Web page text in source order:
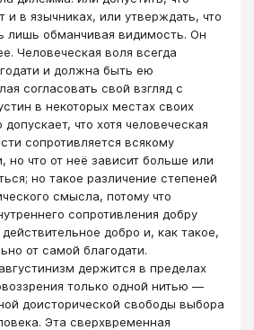
и в язычниках, или утверждать, что
лишь обманчивая видимость. Он
Человеческая воля всегда
и должна быть ею
согласовать свой взгляд с
в некоторых местах своих
что хотя человеческая
сопротивляется всякому
но что от неё зависит больше или
но такое различение степеней
смысла, потому что
сопротивления добру
добро и, как такое,
от самой благодати.
держится в пределах
только одной нитью —
доисторической свободы выбора
Эта сверхвременная